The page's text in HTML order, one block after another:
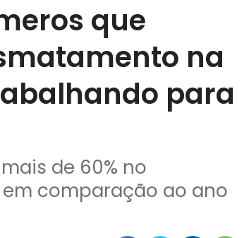
que
na
para
de 60% no
comparação ao ano